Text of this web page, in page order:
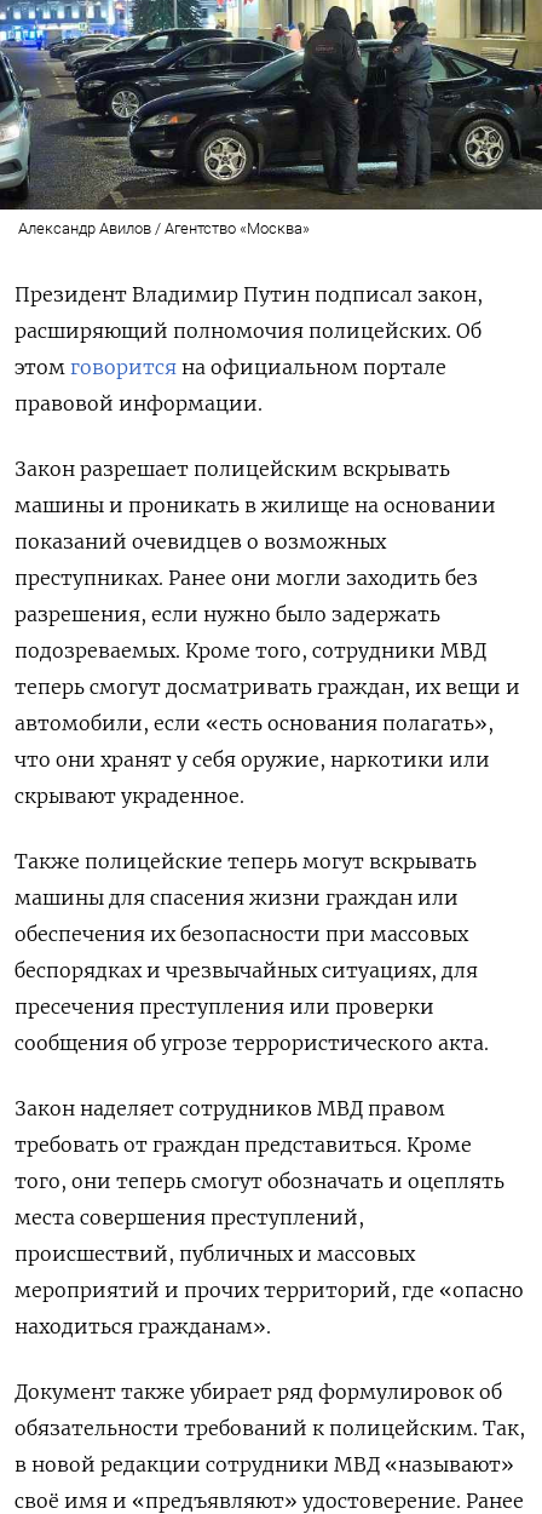
Александр Авилов / Агентство «Москва»
Президент Владимир Путин подписал закон,
расширяющий полномочия полицейских. Об
этом говорится на официальном портале
правовой информации.
Закон разрешает полицейским вскрывать
машины и проникать в жилище на основании
показаний очевидцев о возможных
преступниках. Ранее они могли заходить без
разрешения, если нужно было задержать
подозреваемых. Кроме того, сотрудники МВД
теперь смогут досматривать граждан, их вещи и
автомобили, если «есть основания полагать»,
что они хранят у себя оружие, наркотики или
скрывают украденное.
Также полицейские теперь могут вскрывать
машины для спасения жизни граждан или
обеспечения их безопасности при массовых
беспорядках и чрезвычайных ситуациях, для
пресечения преступления или проверки
сообщения об угрозе террористического акта.
Закон наделяет сотрудников МВД правом
требовать от граждан представиться. Кроме
того, они теперь смогут обозначать и оцеплять
места совершения преступлений,
происшествий, публичных и массовых
мероприятий и прочих территорий, где «опасно
находиться гражданам».
Документ также убирает ряд формулировок об
обязательности требований к полицейским. Так,
в новой редакции сотрудники МВД «называют»
своё имя и «предъявляют» удостоверение. Ранее